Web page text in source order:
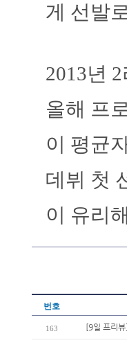
게 선발
2013년
올해 프
이 평균
데뷔 첫
이 유리
번호
163 [9일 프리